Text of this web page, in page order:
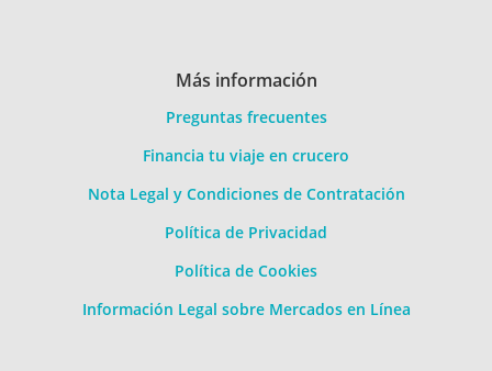
Más información
Preguntas frecuentes
Financia tu viaje en crucero
Nota Legal y Condiciones de Contratación
Política de Privacidad
Política de Cookies
Información Legal sobre Mercados en Línea